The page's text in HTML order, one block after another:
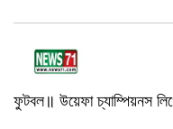
ফুটবল॥ উয়েফা চ্যাম্পিয়নস